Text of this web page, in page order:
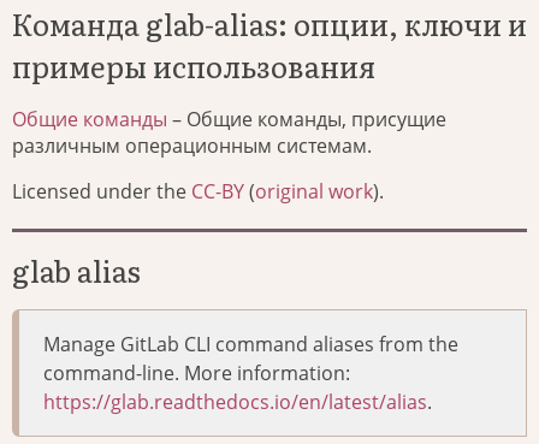
Команда glab-alias: опции, ключи и
примеры использования
Общие команды – Общие команды, присущие
различным операционным системам.
Licensed under the CC-BY(original work).
glab alias
Manage GitLab CLI command aliases from the
command-line. More information:
https://glab.readthedocs.io/en/latest/alias.